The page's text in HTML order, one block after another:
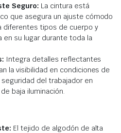
Seguro: La cintura está
que asegura un ajuste cómodo
diferentes tipos de cuerpo y
en su lugar durante toda la
Integra detalles reflectantes
la visibilidad en condiciones de
del trabajador en
baja iluminación.
El tejido de algodón de alta